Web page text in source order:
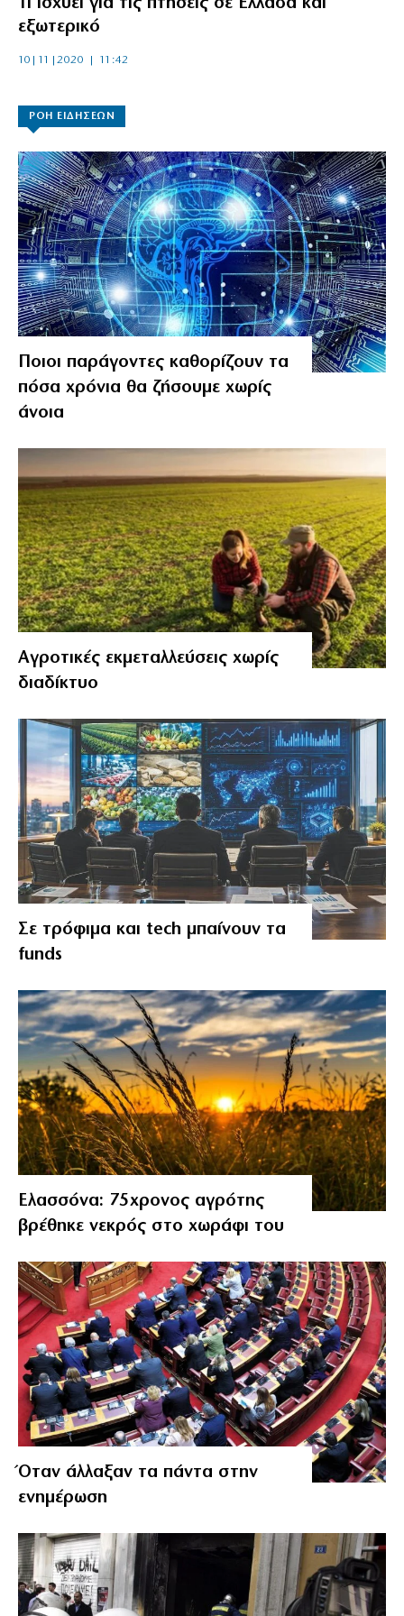
εξωτερικό
10|11|2020 | 11:42
ΡΟΗ ΕΙΔΗΣΕΩΝ
Ποιοι παράγοντες καθορίζουν τα
πόσα χρόνια θα ζήσουμε χωρίς
άνοια
Αγροτικές εκμεταλλεύσεις χωρίς
διαδίκτυο
Σε τρόφιμα και tech μπαίνουν τα
funds
Ελασσόνα: 75χρονος αγρότης
βρέθηκε νεκρός στο χωράφι του
Όταν άλλαξαν τα πάντα στην
ενημέρωση